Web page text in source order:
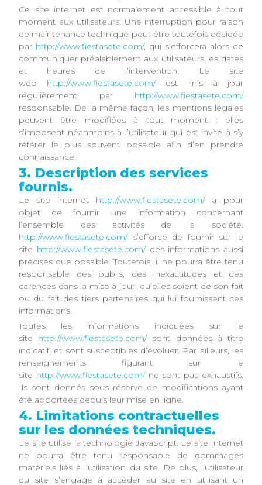
Ce site internet est normalement accessible à tout
moment aux utilisateurs. Une interruption pour raison
de maintenance technique peut être toutefois décidée
par http://www.fiestasete.com/, qui s’efforcera alors de
communiquer préalablement aux utilisateurs les dates
et heures de l’intervention. Le site
web http://www.fiestasete.com/est mis à jour
régulièrement par http://www.fiestasete.com/
responsable. De la même façon, les mentions légales
peuvent être modifiées à tout moment : elles
s’imposent néanmoins à l’utilisateur qui est invité à s’y
référer le plus souvent possible afin d’en prendre
connaissance.
3. Description des services
fournis.
Le site internet http://www.fiestasete.com/a pour
objet de fournir une information concernant
l’ensemble des activités de la société.
http://www.fiestasete.com/s’efforce de fournir sur le
site http://www.fiestasete.com/des informations aussi
précises que possible. Toutefois, il ne pourra être tenu
responsable des oublis, des inexactitudes et des
carences dans la mise à jour, qu’elles soient de son fait
ou du fait des tiers partenaires qui lui fournissent ces
informations.
Toutes les informations indiquées sur le
site http://www.fiestasete.com/sont données à titre
indicatif, et sont susceptibles d’évoluer. Par ailleurs, les
renseignements figurant sur le
site http://www.fiestasete.com/ne sont pas exhaustifs.
Ils sont donnés sous réserve de modifications ayant
été apportées depuis leur mise en ligne.
4. Limitations contractuelles
sur les données techniques.
Le site utilise la technologie JavaScript. Le site Internet
ne pourra être tenu responsable de dommages
matériels liés à l’utilisation du site. De plus, l’utilisateur
du site s’engage à accéder au site en utilisant un